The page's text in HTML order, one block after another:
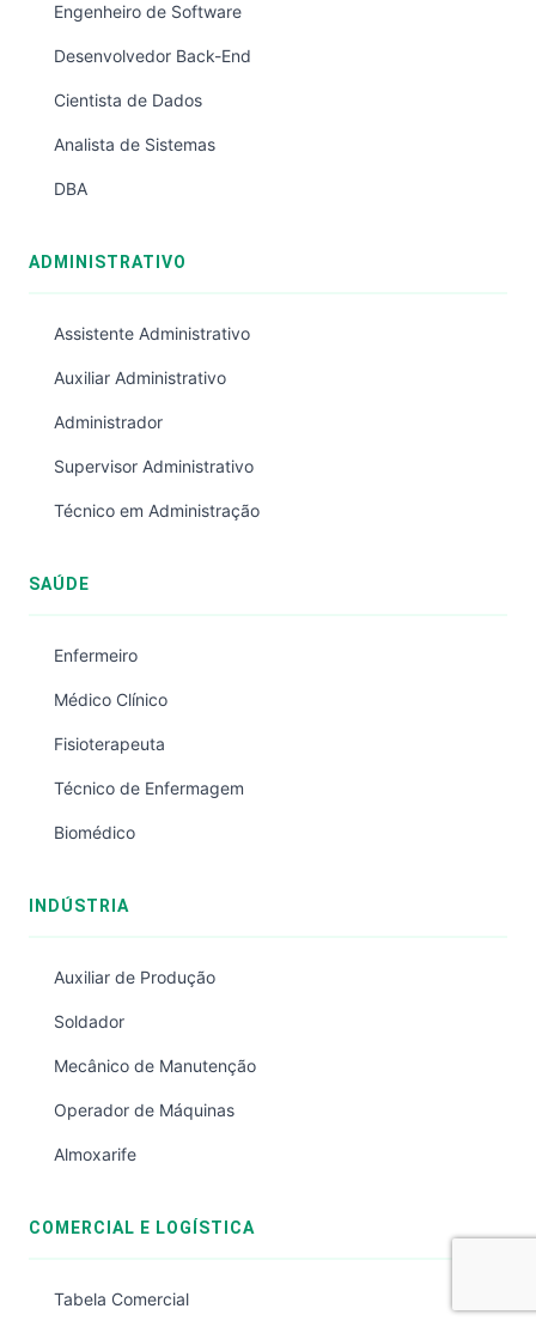
Engenheiro de Software
Desenvolvedor Back-End
Cientista de Dados
Analista de Sistemas
DBA
ADMINISTRATIVO
Assistente Administrativo
Auxiliar Administrativo
Administrador
Supervisor Administrativo
Técnico em Administração
SAÚDE
Enfermeiro
Médico Clínico
Fisioterapeuta
Técnico de Enfermagem
Biomédico
INDÚSTRIA
Auxiliar de Produção
Soldador
Mecânico de Manutenção
Operador de Máquinas
Almoxarife
COMERCIAL E LOGÍSTICA
Tabela Comercial